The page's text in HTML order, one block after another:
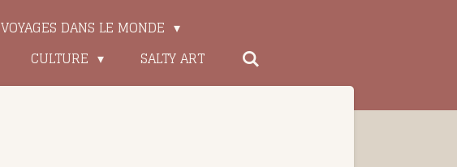
VOYAGES DANS LE MONDE
CULTURE SALTY ART